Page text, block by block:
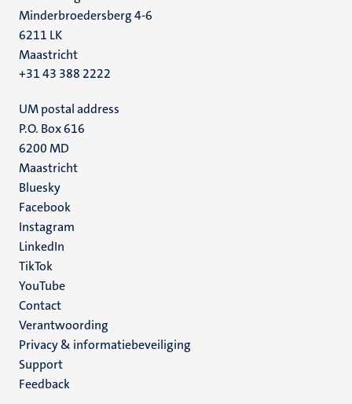
Minderbroedersberg 4-6
6211 LK
Maastricht
+31 43 388 2222
UM postal address
P.O. Box 616
6200 MD
Maastricht
Social
media
Bluesky
Facebook
Instagram
LinkedIn
TikTok
YouTube
Menu
footer
(NL)
Contact
Verantwoording
Privacy & informatiebeveiliging
Support
Feedback